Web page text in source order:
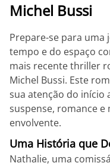
Michel Bussi
Prepare-se para
tempo e do espaço
mais recente thriller
Michel Bussi. Este
sua atenção do início
suspense, romance
envolvente.
Uma História que
Nathalie, uma